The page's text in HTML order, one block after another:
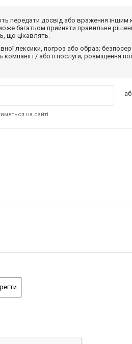
передати досвід або враження
багатьом прийняти правильне
що цікавлять.
лексики, погроз або образ;
і / або її послуги; розміщення
на сайті